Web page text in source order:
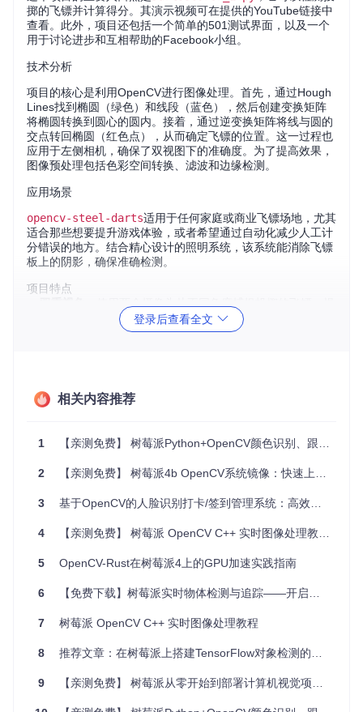
掷的飞镖并计算得分。其演示视频可在提供的YouTube链接中
查看。此外，项目还包括一个简单的501测试界面，以及一个
用于讨论进步和互相帮助的Facebook小组。
技术分析
项目的核心是利用OpenCV进行图像处理。首先，通过Hough
Lines找到椭圆（绿色）和线段（蓝色），然后创建变换矩阵
将椭圆转换到圆心的圆内。接着，通过逆变换矩阵将线与圆的
交点转回椭圆（红色点），从而确定飞镖的位置。这一过程也
应用于左侧相机，确保了双视图下的准确度。为了提高效果，
图像预处理包括色彩空间转换、滤波和边缘检测。
应用场景
opencv-steel-darts适用于任何家庭或商业飞镖场地，尤其
适合那些想要提升游戏体验，或者希望通过自动化减少人工计
分错误的地方。结合精心设计的照明系统，该系统能消除飞镖
板上的阴影，确保准确检测。
项目特点
：软件自动识别飞镖位置并计算得分，无需人工干
影，保证图像质量。
如果你是一位热爱飞镖的玩家或技术爱好者，opencv-steel
室，还是希望探索计算机视觉在实际应用中的可能性，这个项
一起探索和构建未来的游戏体验吧！
登录后查看全文
相关内容推荐
1 【亲测免费】 树莓派Python+OpenCV颜色识别、跟随、巡线小车：开启智能机器人之旅
2 【亲测免费】 树莓派4b OpenCV系统镜像：快速上手计算机视觉开发
3 基于OpenCV的人脸识别打卡/签到管理系统：高效、便捷的智能解决方案
4 【亲测免费】 树莓派 OpenCV C++ 实时图像处理教程：开启嵌入式视觉新纪元
5 OpenCV-Rust在树莓派4上的GPU加速实践指南
6 【免费下载】树莓派实时物体检测与追踪——开启你的智能监控新时代！
7 树莓派 OpenCV C++ 实时图像处理教程
8 推荐文章：在树莓派上搭建TensorFlow对象检测的奇妙之旅
9 【亲测免费】 树莓派从零开始到部署计算机视觉项目（YOLOv8项目）第一集